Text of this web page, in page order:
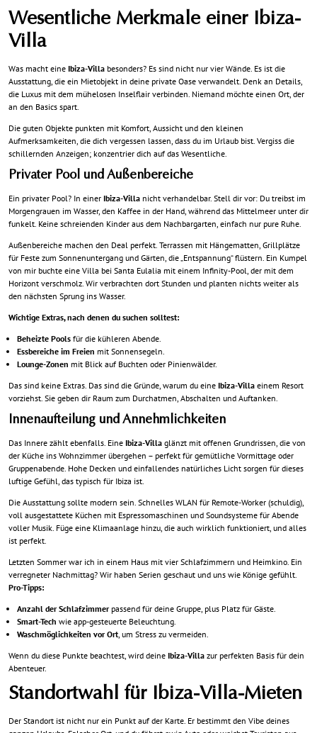
Wesentliche Merkmale einer Ibiza-
Villa
Was macht eine Ibiza-Villa besonders? Es sind nicht nur vier Wände. Es ist die
Ausstattung, die ein Mietobjekt in deine private Oase verwandelt. Denk an Details,
die Luxus mit dem mühelosen Inselflair verbinden. Niemand möchte einen Ort, der
an den Basics spart.
Die guten Objekte punkten mit Komfort, Aussicht und den kleinen
Aufmerksamkeiten, die dich vergessen lassen, dass du im Urlaub bist. Vergiss die
schillernden Anzeigen; konzentrier dich auf das Wesentliche.
Privater Pool und Außenbereiche
Ein privater Pool? In einer Ibiza-Villa nicht verhandelbar. Stell dir vor: Du treibst im
Morgengrauen im Wasser, den Kaffee in der Hand, während das Mittelmeer unter dir
funkelt. Keine schreienden Kinder aus dem Nachbargarten, einfach nur pure Ruhe.
Außenbereiche machen den Deal perfekt. Terrassen mit Hängematten, Grillplätze
für Feste zum Sonnenuntergang und Gärten, die „Entspannung“ flüstern. Ein Kumpel
von mir buchte eine Villa bei Santa Eulalia mit einem Infinity-Pool, der mit dem
Horizont verschmolz. Wir verbrachten dort Stunden und planten nichts weiter als
den nächsten Sprung ins Wasser.
Wichtige Extras, nach denen du suchen solltest:
Beheizte Pools für die kühleren Abende.
Essbereiche im Freien mit Sonnensegeln.
Lounge-Zonen mit Blick auf Buchten oder Pinienwälder.
Das sind keine Extras. Das sind die Gründe, warum du eine Ibiza-Villa einem Resort
vorziehst. Sie geben dir Raum zum Durchatmen, Abschalten und Auftanken.
Innenaufteilung und Annehmlichkeiten
Das Innere zählt ebenfalls. Eine Ibiza-Villa glänzt mit offenen Grundrissen, die von
der Küche ins Wohnzimmer übergehen – perfekt für gemütliche Vormittage oder
Gruppenabende. Hohe Decken und einfallendes natürliches Licht sorgen für dieses
luftige Gefühl, das typisch für Ibiza ist.
Die Ausstattung sollte modern sein. Schnelles WLAN für Remote-Worker (schuldig),
voll ausgestattete Küchen mit Espressomaschinen und Soundsysteme für Abende
voller Musik. Füge eine Klimaanlage hinzu, die auch wirklich funktioniert, und alles
ist perfekt.
Letzten Sommer war ich in einem Haus mit vier Schlafzimmern und Heimkino. Ein
verregneter Nachmittag? Wir haben Serien geschaut und uns wie Könige gefühlt.
Pro-Tipps:
Anzahl der Schlafzimmerpassend für deine Gruppe, plus Platz für Gäste.
Smart-Tech wie app-gesteuerte Beleuchtung.
Waschmöglichkeiten vor Ort, um Stress zu vermeiden.
Wenn du diese Punkte beachtest, wird deine Ibiza-Villa zur perfekten Basis für dein
Abenteuer.
Standortwahl für Ibiza-Villa-Mieten
Der Standort ist nicht nur ein Punkt auf der Karte. Er bestimmt den Vibe deines